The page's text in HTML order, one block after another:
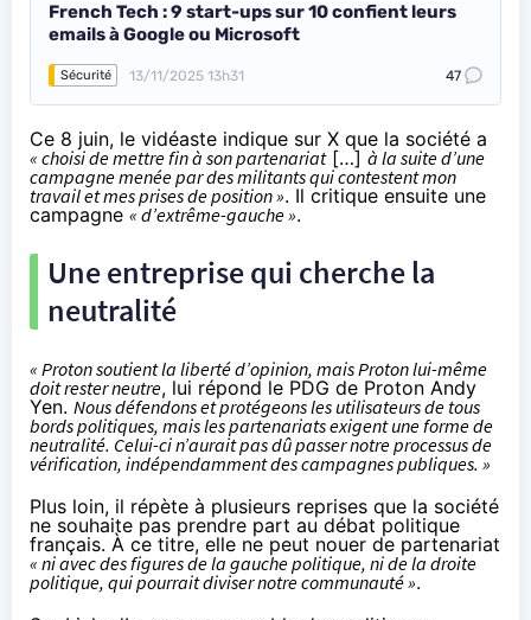
French Tech : 9 start-ups sur 10 confient leurs
emails à Google ou Microsoft
Sécurité 13/11/2025 13h31 47
Ce 8 juin, le vidéaste indique sur X que la société a
« choisi de mettre fin à son partenariat[…] à la suite d’une
campagne menée par des militants qui contestent mon
travail et mes prises de position ». Il critique ensuite une
campagne « d’extrême-gauche ».
Une entreprise qui cherche la
neutralité
« Proton soutient la liberté d’opinion, mais Proton lui-même
doit rester neutre, lui répond le PDG de Proton Andy
Yen. Nous défendons et protégeons les utilisateurs de tous
bords politiques, mais les partenariats exigent une forme de
neutralité. Celui-ci n’aurait pas dû passer notre processus de
vérification, indépendamment des campagnes publiques. »
Plus loin, il répète à plusieurs reprises que la société
ne souhaite pas prendre part au débat politique
français. À ce titre, elle ne peut nouer de partenariat
« ni avec des figures de la gauche politique, ni de la droite
politique, qui pourrait diviser notre communauté ».